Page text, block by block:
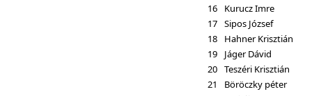
16
Kurucz Imre
17 Sipos József
18
Hahner Krisztián
19
Jáger Dávid
20 Teszéri Krisztián
21
Böröczky péter